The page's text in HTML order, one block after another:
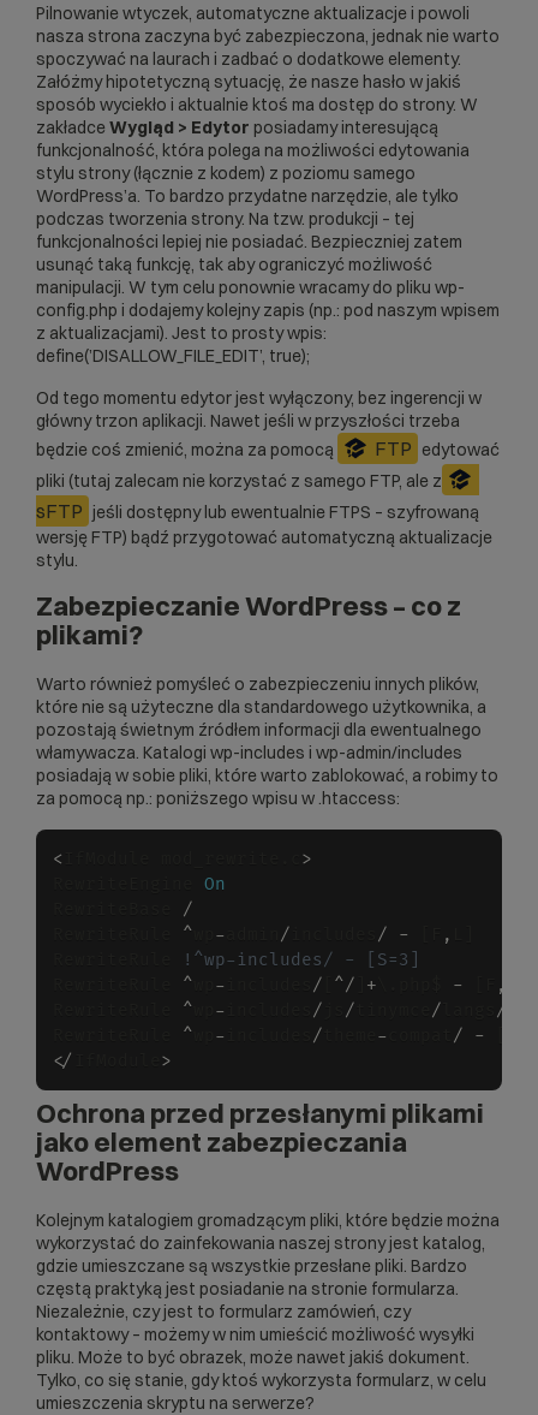
Pilnowanie wtyczek, automatyczne aktualizacje i powoli
nasza strona zaczyna być zabezpieczona, jednak nie warto
spoczywać na laurach i zadbać o dodatkowe elementy.
Załóżmy hipotetyczną sytuację, że nasze hasło w jakiś
sposób wyciekło i aktualnie ktoś ma dostęp do strony. W
zakładce Wygląd > Edytor posiadamy interesującą
funkcjonalność, która polega na możliwości edytowania
stylu strony (łącznie z kodem) z poziomu samego
WordPress’a. To bardzo przydatne narzędzie, ale tylko
podczas tworzenia strony. Na tzw. produkcji – tej
funkcjonalności lepiej nie posiadać. Bezpieczniej zatem
usunąć taką funkcję, tak aby ograniczyć możliwość
manipulacji. W tym celu ponownie wracamy do pliku wp-
config.php i dodajemy kolejny zapis (np.: pod naszym wpisem
z aktualizacjami). Jest to prosty wpis:
define(’DISALLOW_FILE_EDIT’, true);
Od tego momentu edytor jest wyłączony, bez ingerencji w
główny trzon aplikacji. Nawet jeśli w przyszłości trzeba
będzie coś zmienić, można za pomocą
FTP edytować
pliki (tutaj zalecam nie korzystać z samego FTP, ale z
sFTP jeśli dostępny lub ewentualnie FTPS – szyfrowaną
wersję FTP) bądź przygotować automatyczną aktualizacje
stylu.
Zabezpieczanie WordPress – co z
plikami?
Warto również pomyśleć o zabezpieczeniu innych plików,
które nie są użyteczne dla standardowego użytkownika, a
pozostają świetnym źródłem informacji dla ewentualnego
włamywacza. Katalogi wp-includes i wp-admin/includes
posiadają w sobie pliki, które warto zablokować, a robimy to
za pomocą np.: poniższego wpisu w .htaccess:
<
>
On
/
^ - / / - ,
!^wp-includes/ - [S=3]
^ - / ^/ + - ,
^ - / / / /
^ - / - / -
</ >
Ochrona przed przesłanymi plikami
jako element zabezpieczania
WordPress
Kolejnym katalogiem gromadzącym pliki, które będzie można
wykorzystać do zainfekowania naszej strony jest katalog,
gdzie umieszczane są wszystkie przesłane pliki. Bardzo
częstą praktyką jest posiadanie na stronie formularza.
Niezależnie, czy jest to formularz zamówień, czy
kontaktowy – możemy w nim umieścić możliwość wysyłki
pliku. Może to być obrazek, może nawet jakiś dokument.
Tylko, co się stanie, gdy ktoś wykorzysta formularz, w celu
umieszczenia skryptu na serwerze?